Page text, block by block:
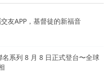
友APP，基督徒的新福音
系列 8 月 8 日正式登台〜全球